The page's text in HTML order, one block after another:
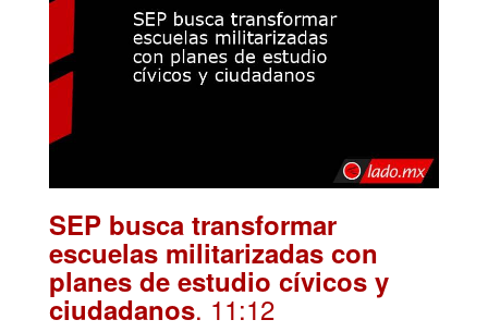
SEP busca transformar
escuelas militarizadas con
planes de estudio cívicos y
ciudadanos. 11:12